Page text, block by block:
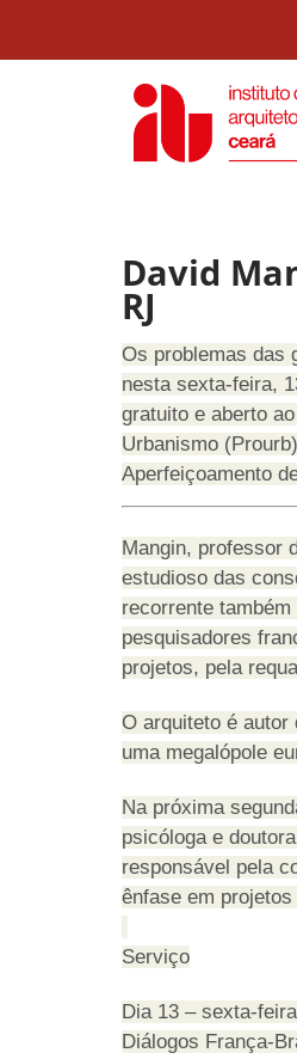
David
RJ
Os problemas das
nesta sexta-feira,
gratuito e aberto
Urbanismo
Aperfeiçoamento
Mangin, professor
estudioso das
recorrente
pesquisadores
projetos, pela
O arquiteto é autor
uma megalópole
Na próxima
psicóloga e
responsável pela
ênfase em
Serviço
Dia 13 – sexta-feira
Diálogos França-